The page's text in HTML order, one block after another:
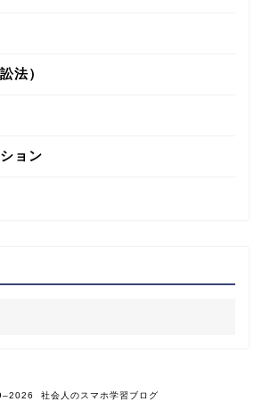
法）
ョン
社会人のスマホ学習ブログ